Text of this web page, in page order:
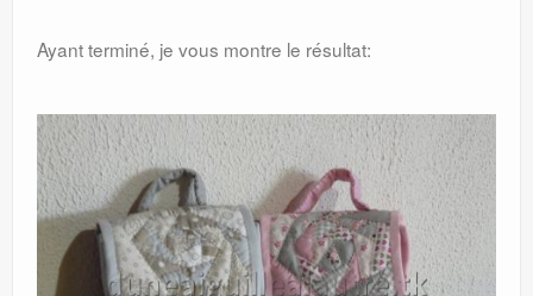
Ayant terminé, je vous montre le résultat: